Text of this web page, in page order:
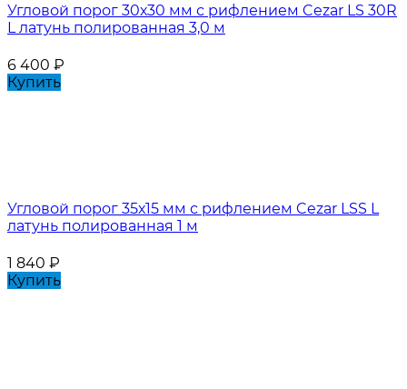
Угловой порог 30х30 мм с рифлением Cezar LS 30R
L латунь полированная 3,0 м
6 400 ₽
Купить
Угловой порог 35х15 мм с рифлением Cezar LSS L
латунь полированная 1 м
1 840 ₽
Купить